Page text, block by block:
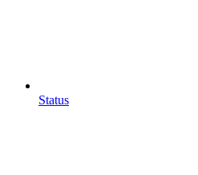
Status